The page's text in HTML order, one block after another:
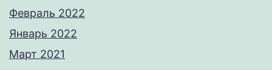
Февраль 2022
Январь 2022
Март 2021